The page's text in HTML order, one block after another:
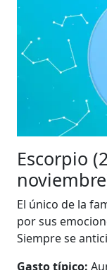
Escorpio
El único de la
por sus
Siempre se
Gasto típico: